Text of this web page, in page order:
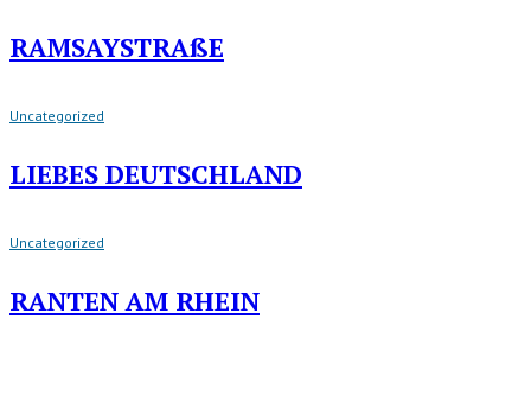
RAMSAYSTRAßE
Uncategorized
LIEBES DEUTSCHLAND
Uncategorized
RANTEN AM RHEIN